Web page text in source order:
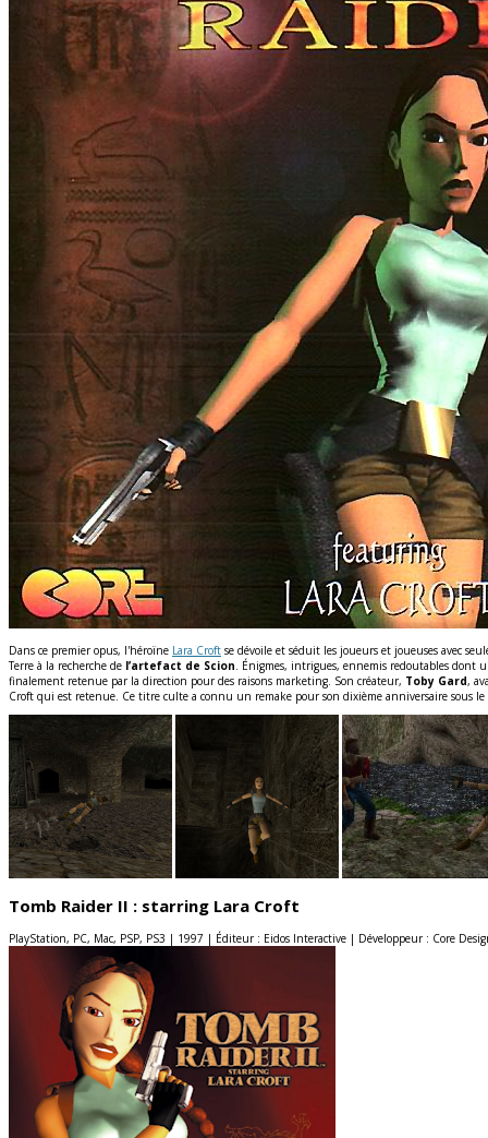
Dans ce premier opus, l'héroïne Lara Croft se dévoile et séduit les joueurs et joueuses avec
Terre à la recherche de l’artefact de Scion . Énigmes, intrigues, ennemis redoutables
finalement retenue par la direction pour des raisons marketing. Son créateur, Toby Gard,
Croft qui est retenue. Ce titre culte a connu un remake pour son dixième anniversaire sous
Tomb Raider II : starring Lara Croft
PlayStation, PC, Mac, PSP, PS3 | 1997 | Éditeur : Eidos Interactive | Développeur : Core